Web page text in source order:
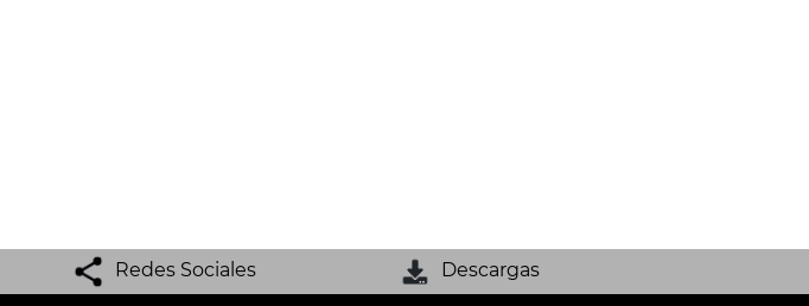
Redes Sociales Descargas